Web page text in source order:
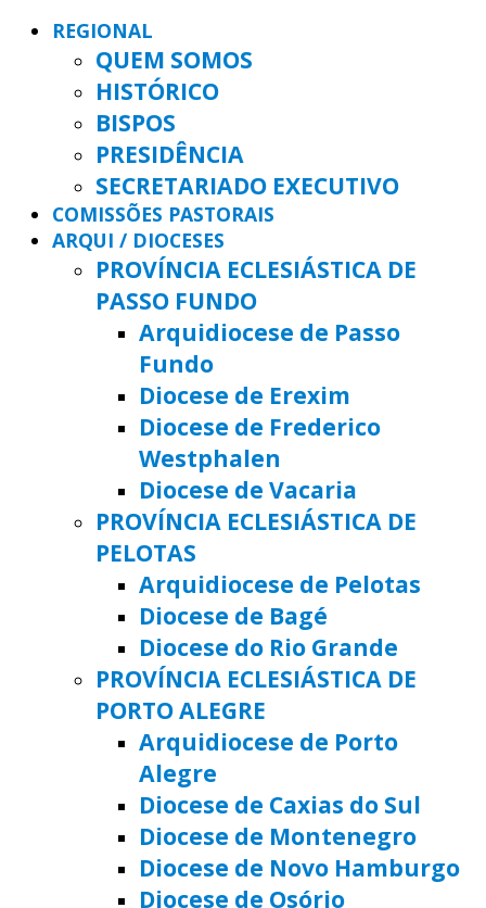
REGIONAL
QUEM SOMOS
HISTÓRICO
BISPOS
PRESIDÊNCIA
SECRETARIADO EXECUTIVO
COMISSÕES PASTORAIS
ARQUI / DIOCESES
PROVÍNCIA ECLESIÁSTICA DE
PASSO FUNDO
Arquidiocese de Passo
Fundo
Diocese de Erexim
Diocese de Frederico
Westphalen
Diocese de Vacaria
PROVÍNCIA ECLESIÁSTICA DE
PELOTAS
Arquidiocese de Pelotas
Diocese de Bagé
Diocese do Rio Grande
PROVÍNCIA ECLESIÁSTICA DE
PORTO ALEGRE
Arquidiocese de Porto
Alegre
Diocese de Caxias do Sul
Diocese de Montenegro
Diocese de Novo Hamburgo
Diocese de Osório